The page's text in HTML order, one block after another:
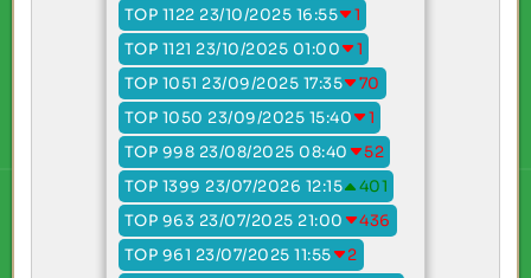
TOP 1122 23/10/2025 16:55
1
TOP 1121 23/10/2025 01:00
1
TOP 1051 23/09/2025 17:35
70
TOP 1050 23/09/2025 15:40
1
TOP 998 23/08/2025 08:40
52
TOP 1399 23/07/2026 12:15
401
TOP 963 23/07/2025 21:00
436
TOP 961 23/07/2025 11:55
2